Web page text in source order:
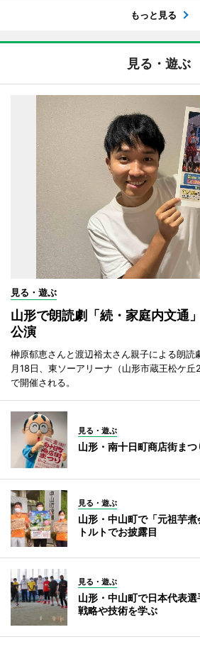
もっと見る
見る・遊ぶ
見る・遊ぶ
山形で朗読劇「続・家庭内文
公演
榊原郁恵さんと渡辺裕太さん親子による朗読
月18日、東ソーアリーナ（山形市蔵王松ケ
で開催される。
見る・遊ぶ
山形・南十日町商店街ま
見る・遊ぶ
山形・中山町で「元祖芋
トルトでお披露目
見る・遊ぶ
山形・中山町で日本代表
戦略や技術を学ぶ